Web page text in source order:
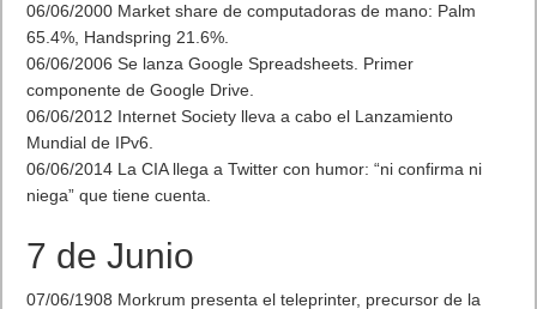
06/06/2000 Market share de computadoras de mano: Palm
65.4%, Handspring 21.6%.
06/06/2006 Se lanza Google Spreadsheets. Primer
componente de Google Drive.
06/06/2012 Internet Society lleva a cabo el Lanzamiento
Mundial de IPv6.
06/06/2014 La CIA llega a Twitter con humor: “ni confirma ni
niega” que tiene cuenta.
7 de Junio
07/06/1908 Morkrum presenta el teleprinter, precursor de la